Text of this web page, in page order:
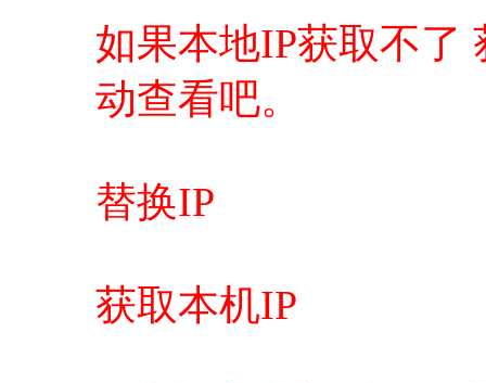
如果本地IP获取不了
动查看吧。
替换IP
获取本机IP